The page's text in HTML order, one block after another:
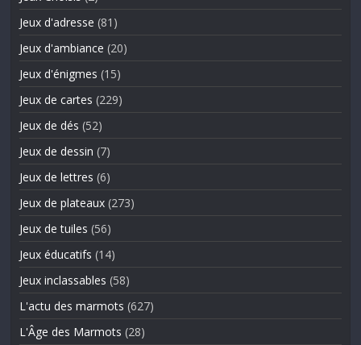
Jeux d'adresse (81)
Jeux d'ambiance (20)
Jeux d'énigmes (15)
Jeux de cartes (229)
Jeux de dés (52)
Jeux de dessin (7)
Jeux de lettres (6)
Jeux de plateaux (273)
Jeux de tuiles (56)
Jeux éducatifs (14)
Jeux inclassables (58)
L'actu des marmots (627)
L'Âge des Marmots (28)